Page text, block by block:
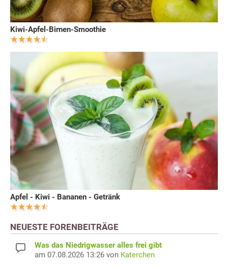
Kiwi-Apfel-Birnen-Smoothie
Apfel - Kiwi - Bananen - Getränk
NEUESTE FORENBEITRÄGE
Was das Niedrigwasser alles frei gibt
am 07.08.2026 13:26 von Katerchen